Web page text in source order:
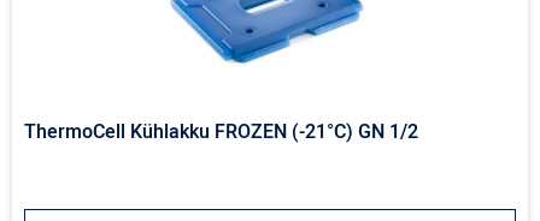
ThermoCell Kühlakku FROZEN (-21°C) GN 1/2